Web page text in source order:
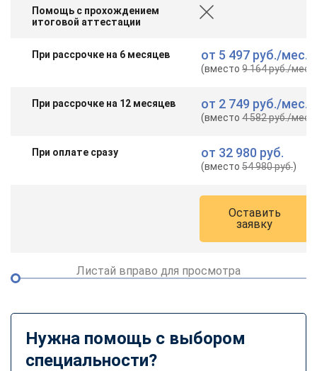
Помощь с прохождением
итоговой аттестации
При рассрочке на 6 месяцев от 5 497 руб./мес.
(вместо9 164 руб./мес.
При рассрочке на 12 месяцев от 2 749 руб./мес.
(вместо4 582 руб./мес.
При оплате сразу от 32 980 руб.
(вместо54 980 руб.)
Оставить
заявку
Листай вправо для просмотра
Нужна помощь с выбором
специальности?